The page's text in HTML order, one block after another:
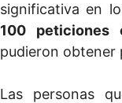
significativa en
100 peticiones
pudieron obtener
Las personas